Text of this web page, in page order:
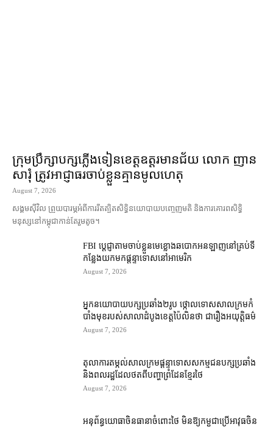
ក្រុមប្រឹក្សា​បក្ស​ភ្លើងទៀន​ខេត្ត​ឧត្ដរមានជ័យ លោក ញាន
សារុំ ត្រូវ​អាជ្ញាធរ​ចាប់ខ្លួន​គ្មាន​មូលហេតុ
August 7, 2026
សង្គម​ស៊ីវិល ព្រួយបារម្ភ​អំពី​ការ​រឹតត្បិត​សិទ្ធិ​នយោបាយ​បញ្ចេញមតិ និង​ការគោរព​សិទ្ធិ
មនុស្ស​នៅ​កម្ពុជា​កាន់តែ​រួម​តូច។
FBI ប្ដេជ្ញា​តាម​ចាប់ខ្លួន​មេខ្លោង​ឆបោក​អនឡាញ​នៅ​គ្រប់​ទី
កន្លែង​យក​មក​ផ្ដន្ទាទោស​នៅ​អាមេរិក
August 7, 2026
អ្នកនយោបាយ​បក្ស​ប្រឆាំង​២​រូប ថ្កោលទោស​សាលក្រម​កំ
បាំងមុខ​របស់​សាលាដំបូង​ខេត្ត​ប៉ៃលិន​ថា ជា​រឿង​អយុត្តិធម៌
August 7, 2026
តុលាការ​តម្កល់​សាលក្រម​ផ្ដន្ទាទោស​សកម្មជន​បក្ស​ប្រឆាំង​
និង​ពលរដ្ឋ​ដែល​ថត​ពី​បញ្ហា​ព្រំដែន​ខ្មែរ​ថៃ
August 7, 2026
អនុព័ន្ធយោធា​ចិន​ធានា​ចំពោះ​ថៃ មិន​ឱ្យ​កម្ពុជា​ប្រើ​អាវុធ​ចិន​